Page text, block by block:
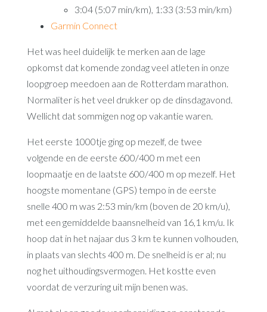
3:04 (5:07 min/km), 1:33 (3:53 min/km)
Garmin Connect
Het was heel duidelijk te merken aan de lage
opkomst dat komende zondag veel atleten in onze
loopgroep meedoen aan de Rotterdam marathon.
Normaliter is het veel drukker op de dinsdagavond.
Wellicht dat sommigen nog op vakantie waren.
Het eerste 1000tje ging op mezelf, de twee
volgende en de eerste 600/400 m met een
loopmaatje en de laatste 600/400 m op mezelf. Het
hoogste momentane (GPS) tempo in de eerste
snelle 400 m was 2:53 min/km (boven de 20 km/u),
met een gemiddelde baansnelheid van 16,1 km/u. Ik
hoop dat in het najaar dus 3 km te kunnen volhouden,
in plaats van slechts 400 m. De snelheid is er al; nu
nog het uithoudingsvermogen. Het kostte even
voordat de verzuring uit mijn benen was.